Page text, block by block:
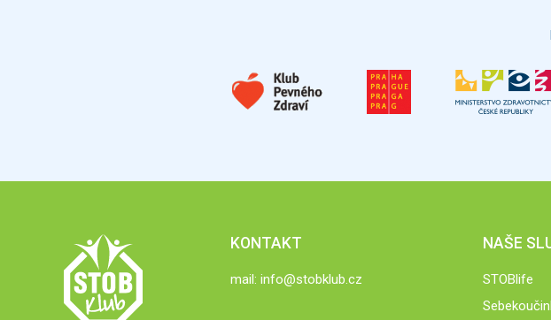
KONTAKT
mail: info@stobklub.cz
NAŠE
STOBlife